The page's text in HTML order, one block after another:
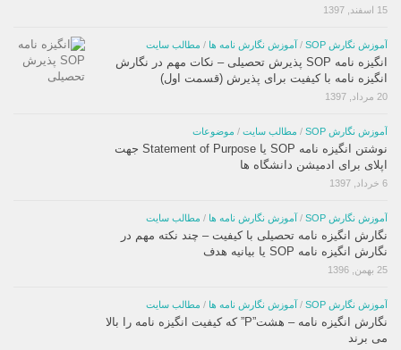
15 اسفند, 1397
آموزش نگارش SOP / آموزش نگارش نامه ها / مطالب سایت
انگیزه نامه SOP پذیرش تحصیلی – نکات مهم در نگارش
انگیزه نامه با کیفیت برای پذیرش (قسمت اول)
20 مرداد, 1397
آموزش نگارش SOP / مطالب سایت / موضوعات
نوشتن انگیزه نامه SOP یا Statement of Purpose جهت
اپلای برای ادمیشن دانشگاه ها
6 خرداد, 1397
آموزش نگارش SOP / آموزش نگارش نامه ها / مطالب سایت
نگارش انگیزه نامه تحصیلی با کیفیت – چند نکته مهم در
نگارش انگیزه نامه SOP یا بیانیه هدف
25 بهمن, 1396
آموزش نگارش SOP / آموزش نگارش نامه ها / مطالب سایت
نگارش انگیزه نامه – هشت”P” که کیفیت انگیزه نامه را بالا
می برند